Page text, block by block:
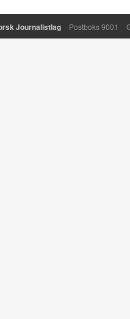
Journalistlag Postboks 9001